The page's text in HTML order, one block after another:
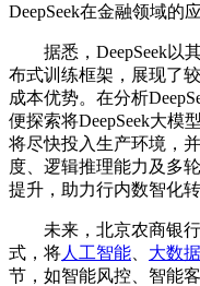
DeepSeek在金融领域的
据悉，DeepSeek以
布式训练框架，展现了
成本优势。在分析
便探索将DeepSeek大模
将尽快投入生产环境，
度、逻辑推理能力及多
提升，助力行内数智化转
未来，北京农商银
式，将人工智能 大数据
节，如智能风控、智能